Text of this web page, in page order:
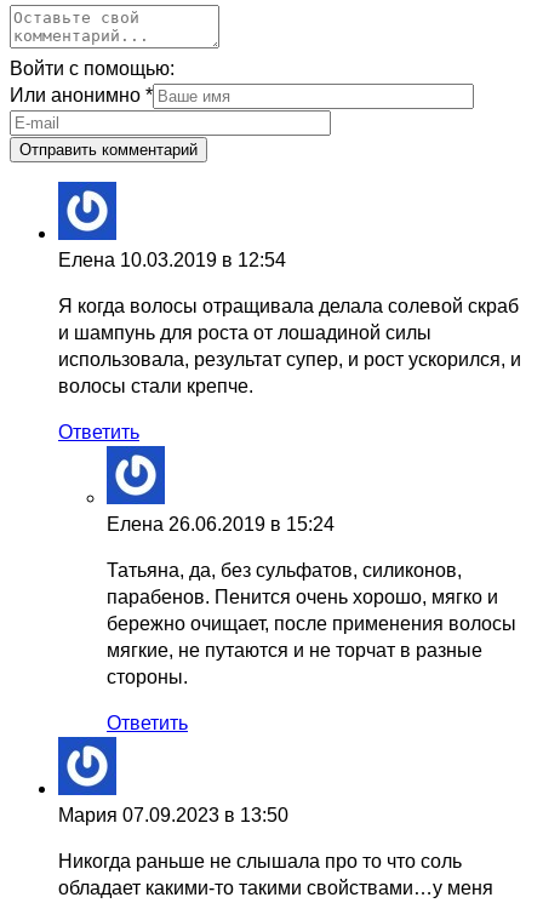
Войти с помощью:
Или анонимно *
Елена 10.03.2019 в 12:54
Я когда волосы отращивала делала солевой скраб
и шампунь для роста от лошадиной силы
использовала, результат супер, и рост ускорился, и
волосы стали крепче.
Ответить
Елена 26.06.2019 в 15:24
Татьяна, да, без сульфатов, силиконов,
парабенов. Пенится очень хорошо, мягко и
бережно очищает, после применения волосы
мягкие, не путаются и не торчат в разные
стороны.
Ответить
Мария 07.09.2023 в 13:50
Никогда раньше не слышала про то что соль
обладает какими-то такими свойствами…у меня